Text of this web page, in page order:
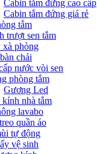
Cabin tắm đứng cao cấp
Cabin tắm đứng giá rẻ
tắm
trượt sen tắm
xà phòng
chải
nước vòi sen
phòng tắm
Gương Led
nhà tắm
lavabo
quần áo
tự động
vệ sinh